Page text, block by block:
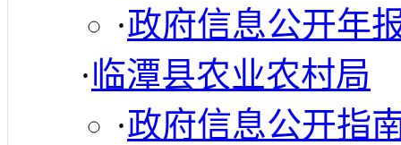
·政府信息公开年
·临潭县农业农村局
·政府信息公开指